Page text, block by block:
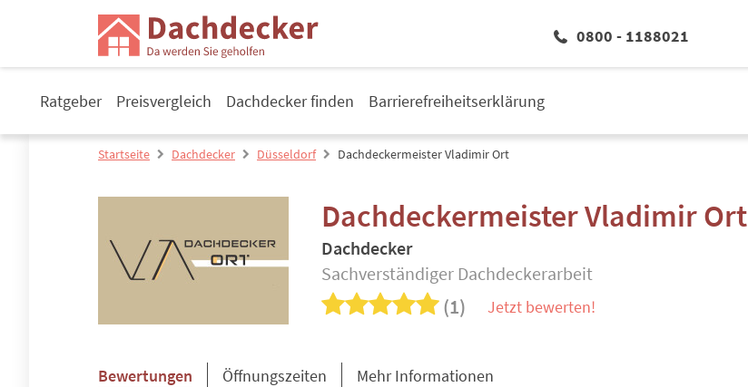
0800 - 1188021
Ratgeber Preisvergleich Dachdecker finden Barrierefreiheitserklärung
Startseite Dachdecker Düsseldorf Dachdeckermeister Vladimir Ort
Dachdeckermeister Vladimir Ort
Dachdecker
Sachverständiger Dachdeckerarbeit
(1) Jetzt bewerten!
Bewertungen Öffnungszeiten Mehr Informationen